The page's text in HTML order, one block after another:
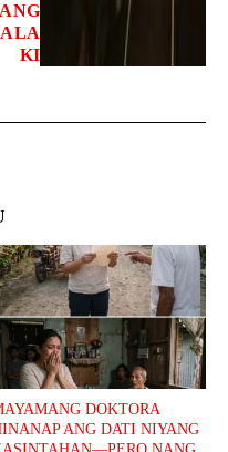
ANG
KI
DOKTORA
ANG DATI NIYANG